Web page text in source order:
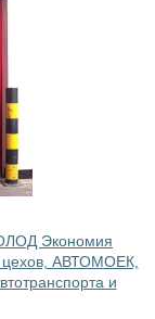
Экономия
цехов, АВТОМОЕК,
и